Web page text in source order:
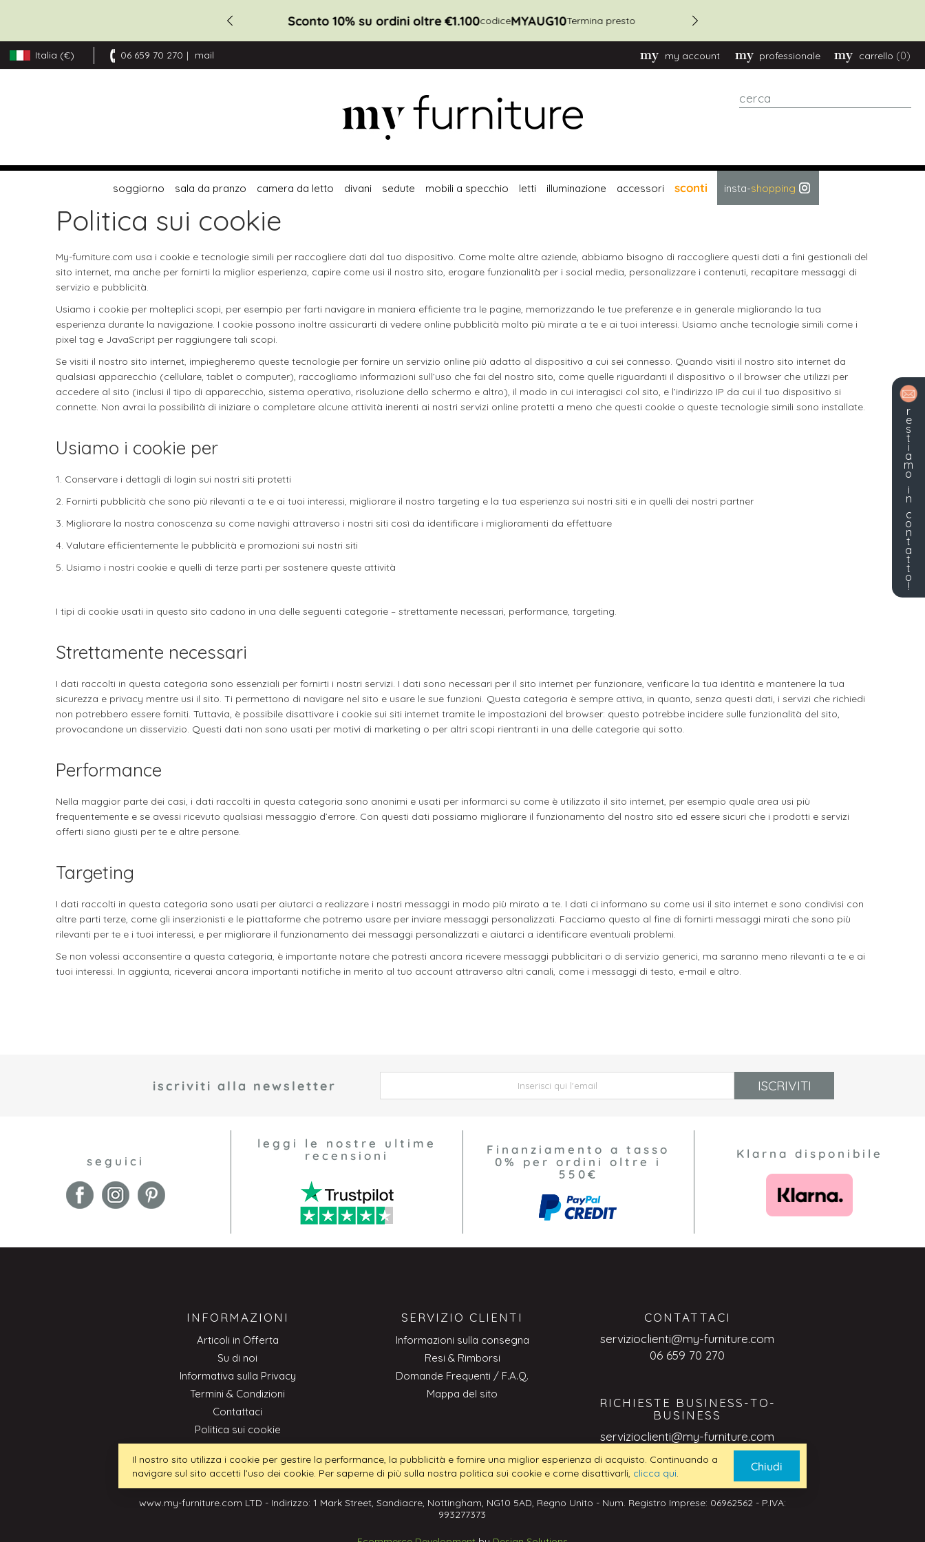
Sconto 10% su ordini oltre €1.100codiceMYAUG10Termina presto
Italia (€) 06 659 70 270 mail my account professionale carrello (0)
Salta
cerca
soggiorno sala da pranzo camera da letto divani sedute mobili a specchio letti illuminazione accessori sconti insta-shopping
Politica sui cookie
My-furniture.com usa i cookie e tecnologie simili per raccogliere dati dal tuo dispositivo. Come molte altre aziende, abbiamo bisogno di raccogliere questi dati a fini gestionali del
sito internet, ma anche per fornirti la miglior esperienza, capire come usi il nostro sito, erogare funzionalità per i social media, personalizzare i contenuti, recapitare messaggi di
servizio e pubblicità.
Usiamo i cookie per molteplici scopi, per esempio per farti navigare in maniera efficiente tra le pagine, memorizzando le tue preferenze e in generale migliorando la tua
esperienza durante la navigazione. I cookie possono inoltre assicurarti di vedere online pubblicità molto più mirate a te e ai tuoi interessi. Usiamo anche tecnologie simili come i
pixel tag e JavaScript per raggiungere tali scopi.
Se visiti il nostro sito internet, impiegheremo queste tecnologie per fornire un servizio online più adatto al dispositivo a cui sei connesso. Quando visiti il nostro sito internet da
qualsiasi apparecchio (cellulare, tablet o computer), raccogliamo informazioni sull’uso che fai del nostro sito, come quelle riguardanti il dispositivo o il browser che utilizzi per
accedere al sito (inclusi il tipo di apparecchio, sistema operativo, risoluzione dello schermo e altro), il modo in cui interagisci col sito, e l’indirizzo IP da cui il tuo dispositivo si
connette. Non avrai la possibilità di iniziare o completare alcune attività inerenti ai nostri servizi online protetti a meno che questi cookie o queste tecnologie simili sono installate.
Usiamo i cookie per
1. Conservare i dettagli di login sui nostri siti protetti
2. Fornirti pubblicità che sono più rilevanti a te e ai tuoi interessi, migliorare il nostro targeting e la tua esperienza sui nostri siti e in quelli dei nostri partner
3. Migliorare la nostra conoscenza su come navighi attraverso i nostri siti così da identificare i miglioramenti da effettuare
4. Valutare efficientemente le pubblicità e promozioni sui nostri siti
5. Usiamo i nostri cookie e quelli di terze parti per sostenere queste attività
I tipi di cookie usati in questo sito cadono in una delle seguenti categorie – strettamente necessari, performance, targeting.
Strettamente necessari
I dati raccolti in questa categoria sono essenziali per fornirti i nostri servizi. I dati sono necessari per il sito internet per funzionare, verificare la tua identità e mantenere la tua
sicurezza e privacy mentre usi il sito. Ti permettono di navigare nel sito e usare le sue funzioni. Questa categoria è sempre attiva, in quanto, senza questi dati, i servizi che richiedi
non potrebbero essere forniti. Tuttavia, è possibile disattivare i cookie sui siti internet tramite le impostazioni del browser: questo potrebbe incidere sulle funzionalità del sito,
provocandone un disservizio. Questi dati non sono usati per motivi di marketing o per altri scopi rientranti in una delle categorie qui sotto.
Performance
Nella maggior parte dei casi, i dati raccolti in questa categoria sono anonimi e usati per informarci su come è utilizzato il sito internet, per esempio quale area usi più
frequentemente e se avessi ricevuto qualsiasi messaggio d’errore. Con questi dati possiamo migliorare il funzionamento del nostro sito ed essere sicuri che i prodotti e servizi
offerti siano giusti per te e altre persone.
Targeting
I dati raccolti in questa categoria sono usati per aiutarci a realizzare i nostri messaggi in modo più mirato a te. I dati ci informano su come usi il sito internet e sono condivisi con
altre parti terze, come gli inserzionisti e le piattaforme che potremo usare per inviare messaggi personalizzati. Facciamo questo al fine di fornirti messaggi mirati che sono più
rilevanti per te e i tuoi interessi, e per migliorare il funzionamento dei messaggi personalizzati e aiutarci a identificare eventuali problemi.
Se non volessi acconsentire a questa categoria, è importante notare che potresti ancora ricevere messaggi pubblicitari o di servizio generici, ma saranno meno rilevanti a te e ai
tuoi interessi. In aggiunta, riceverai ancora importanti notifiche in merito al tuo account attraverso altri canali, come i messaggi di testo, e-mail e altro.
iscriviti alla newsletter ISCRIVITI
seguici
leggi le nostre ultime
recensioni
Finanziamento a tasso
0% per ordini oltre i
550€
Klarna disponibile
INFORMAZIONI
Articoli in Offerta
Su di noi
Informativa sulla Privacy
Termini & Condizioni
Contattaci
Politica sui cookie
Professionale
SERVIZIO CLIENTI
Informazioni sulla consegna
Resi & Rimborsi
Domande Frequenti / F.A.Q.
Mappa del sito
CONTATTACI
servizioclienti@my-furniture.com
06 659 70 270
RICHIESTE BUSINESS-TO-
BUSINESS
servizioclienti@my-furniture.com
www.my-furniture.com LTD - Indirizzo: 1 Mark Street, Sandiacre, Nottingham, NG10 5AD, Regno Unito - Num. Registro Imprese: 06962562 - P.IVA:
993277373
r
e
s
t
i
a
m
o
i
n
c
o
n
t
a
t
t
o
!
Il nostro sito utilizza i cookie per gestire la performance, la pubblicità e fornire una miglior esperienza di acquisto. Continuando a
navigare sul sito accetti l’uso dei cookie. Per saperne di più sulla nostra politica sui cookie e come disattivarli, clicca qui Chiudi